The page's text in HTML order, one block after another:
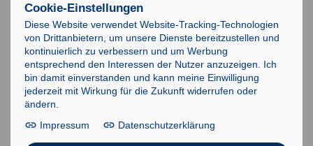
nach:
Impressum
Datenschutz
AGB
IT-Schulungen
Cookie-Einstellungen
Diese Website verwendet Website-Tracking-Technologien
von Drittanbietern, um unsere Dienste bereitzustellen und
kontinuierlich zu verbessern und um Werbung
entsprechend den Interessen der Nutzer anzuzeigen. Ich
bin damit einverstanden und kann meine Einwilligung
jederzeit mit Wirkung für die Zukunft widerrufen oder
ändern.
Impressum
Datenschutzerklärung